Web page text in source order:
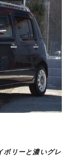
ボリーと濃いグレ